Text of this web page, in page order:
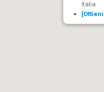
Italia